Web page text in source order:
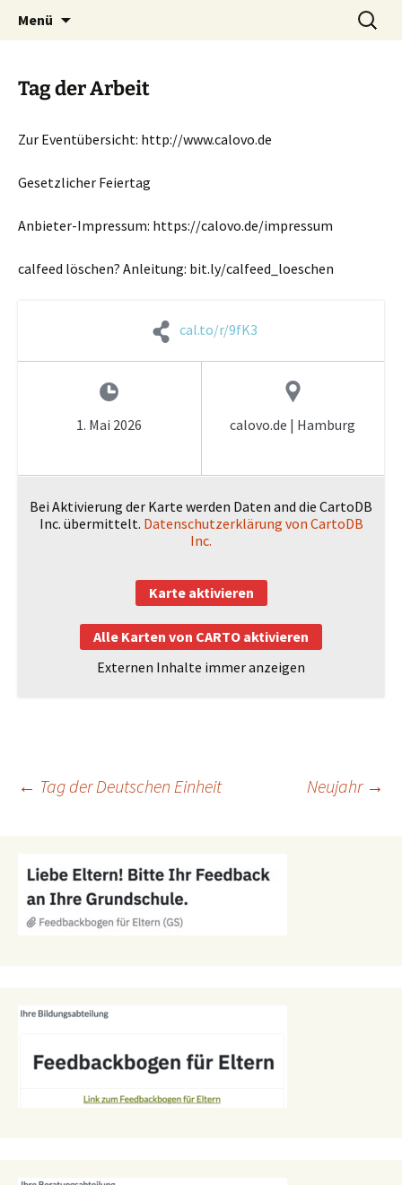
Menü
Suchen
nach:
Tag der Arbeit
Zur Eventübersicht: http://www.calovo.de
Gesetzlicher Feiertag
Anbieter-Impressum: https://calovo.de/impressum
calfeed löschen? Anleitung: bit.ly/calfeed_loeschen
cal.to/r/9fK3
1. Mai 2026 calovo.de | Hamburg
Bei Aktivierung der Karte werden Daten and die CartoDB
Inc. übermittelt. Datenschutzerklärung von CartoDB
Inc.
Karte aktivieren
Alle Karten von CARTO aktivieren
Externen Inhalte immer anzeigen
Beitragsnavigation
← Tag der Deutschen Einheit Neujahr →